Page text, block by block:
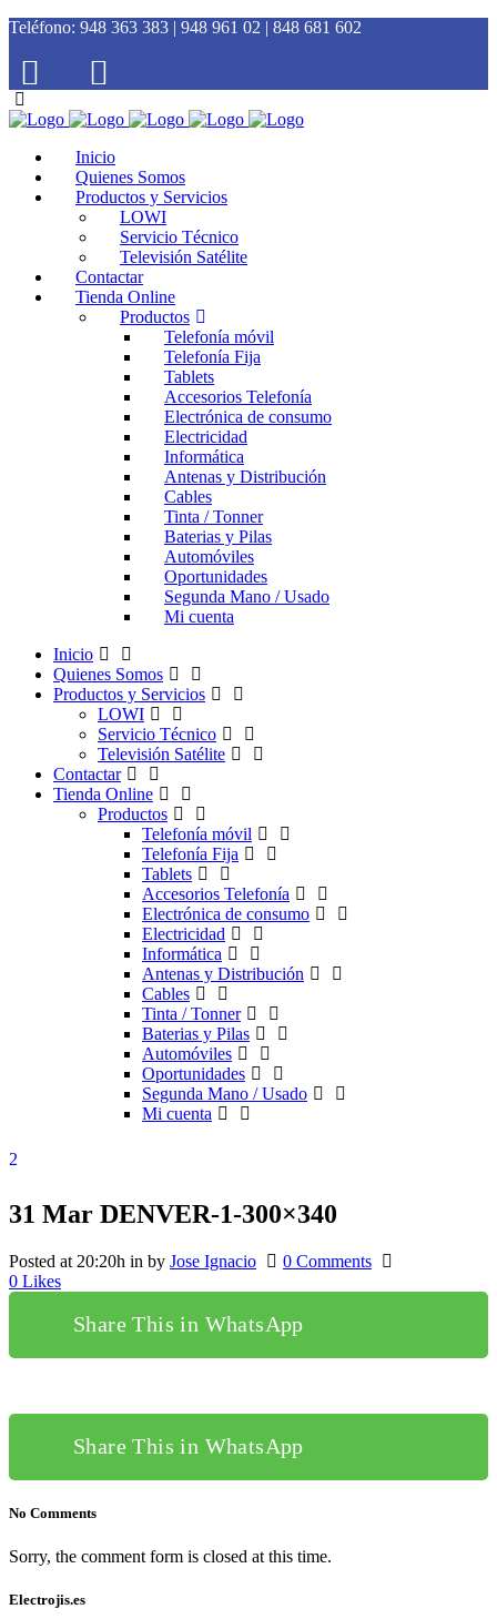
Teléfono: 948 363 383 | 948 961 02 | 848 681 602
Inicio
Quienes Somos
Productos y Servicios
LOWI
Servicio Técnico
Televisión Satélite
Contactar
Tienda Online
Productos
Telefonía móvil
Telefonía Fija
Tablets
Accesorios Telefonía
Electrónica de consumo
Electricidad
Informática
Antenas y Distribución
Cables
Tinta / Tonner
Baterias y Pilas
Automóviles
Oportunidades
Segunda Mano / Usado
Mi cuenta
Inicio
Quienes Somos
Productos y Servicios
LOWI
Servicio Técnico
Televisión Satélite
Contactar
Tienda Online
Productos
Telefonía móvil
Telefonía Fija
Tablets
Accesorios Telefonía
Electrónica de consumo
Electricidad
Informática
Antenas y Distribución
Cables
Tinta / Tonner
Baterias y Pilas
Automóviles
Oportunidades
Segunda Mano / Usado
Mi cuenta
31 Mar DENVER-1-300×340
Posted at 20:20h in by Jose Ignacio
0 Comments
0 Likes
Share This in WhatsApp
Share This in WhatsApp
No Comments
Sorry, the comment form is closed at this time.
Electrojis.es